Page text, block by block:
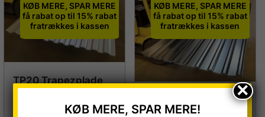
KØB MERE, SPAR MERE
få rabat op til 15% rabat
fratrækkes i kassen
TP20 Trapezplade
KØB MERE, SPAR MERE
få rabat op til 15% rabat
fratrækkes i kassen
TP18 trapezplade
KØB MERE, SPAR MERE!
×